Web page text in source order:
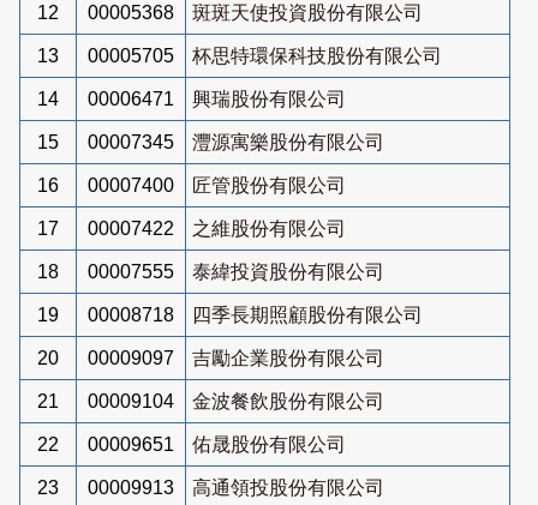
12 00005368 斑斑天使投資股份有限公司
13 00005705 杯思特環保科技股份有限公司
14 00006471 興瑞股份有限公司
15 00007345 灃源寓樂股份有限公司
16 00007400 匠管股份有限公司
17 00007422 之維股份有限公司
18 00007555 泰緯投資股份有限公司
19 00008718 四季長期照顧股份有限公司
20 00009097 吉勵企業股份有限公司
21 00009104 金波餐飲股份有限公司
22 00009651 佑晟股份有限公司
23 00009913 高通領投股份有限公司